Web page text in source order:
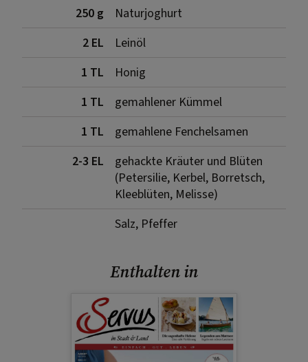
250 g
Naturjoghurt
2 EL
Leinöl
1 TL
Honig
1 TL
gemahlener Kümmel
1 TL
gemahlene Fenchelsamen
2-3 EL
gehackte Kräuter und Blüten
(Petersilie, Kerbel, Borretsch,
Kleeblüten, Melisse)
Salz, Pfeffer
Enthalten in